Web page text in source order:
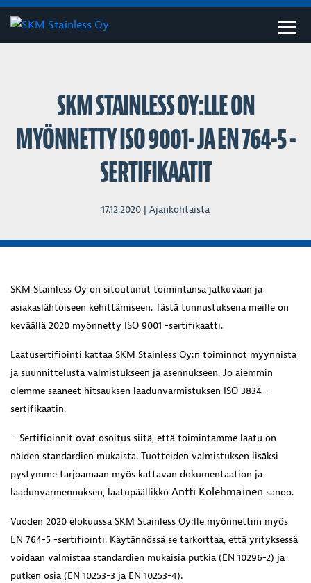
SKM STAINLESS OY:LLE ON
MYÖNNETTY ISO 9001- JA EN 764-5 -
SERTIFIKAATIT
17.12.2020 | Ajankohtaista
SKM Stainless Oy on sitoutunut toimintansa jatkuvaan ja
asiakaslähtöiseen kehittämiseen. Tästä tunnustuksena meille on
keväällä 2020 myönnetty ISO 9001 -sertifikaatti.
Laatusertifiointi kattaa SKM Stainless Oy:n toiminnot myynnistä
ja suunnittelusta valmistukseen ja asennukseen. Jo aiemmin
olemme saaneet hitsauksen laadunvarmistuksen ISO 3834 -
sertifikaatin.
– Sertifioinnit ovat osoitus siitä, että toimintamme laatu on
näiden standardien mukaista. Tuotteiden valmistuksen lisäksi
pystymme tarjoamaan myös kattavan dokumentaation ja
laadunvarmennuksen, laatupäällikkö Antti Kolehmainen sanoo.
Vuoden 2020 elokuussa SKM Stainless Oy:lle myönnettiin myös
EN 764-5 -sertifiointi. Käytännössä se tarkoittaa, että yrityksessä
voidaan valmistaa standardien mukaisia putkia (EN 10296-2) ja
putken osia (EN 10253-3 ja EN 10253-4).